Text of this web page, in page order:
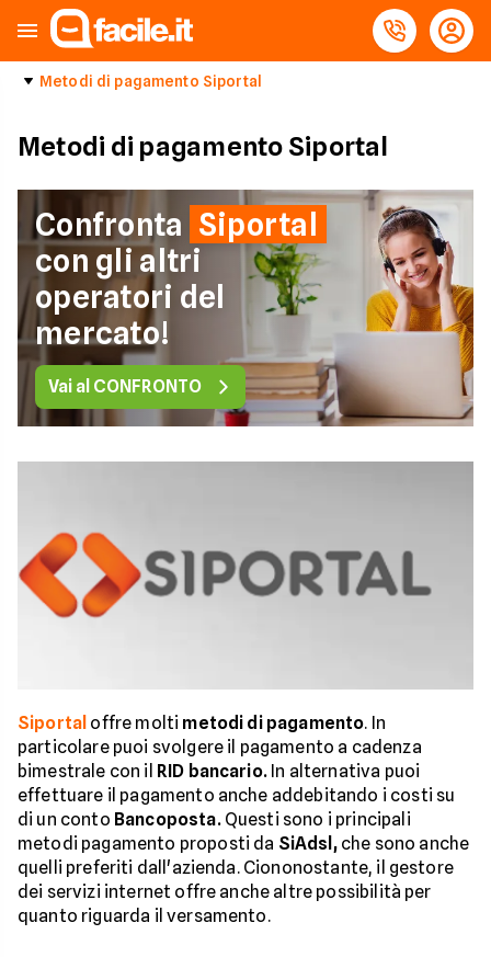
Metodi di pagamento Siportal
Metodi di pagamento Siportal
Confronta Siportal
con gli altri
operatori del
mercato!
Vai al CONFRONTO
Siportal offre molti metodi di pagamento. In
particolare puoi svolgere il pagamento a cadenza
bimestrale con il RID bancario.In alternativa puoi
effettuare il pagamento anche addebitando i costi su
di un conto Bancoposta.Questi sono i principali
metodi pagamento proposti da SiAdsl,che sono anche
quelli preferiti dall'azienda. Ciononostante, il gestore
dei servizi internet offre anche altre possibilità per
quanto riguarda il versamento.